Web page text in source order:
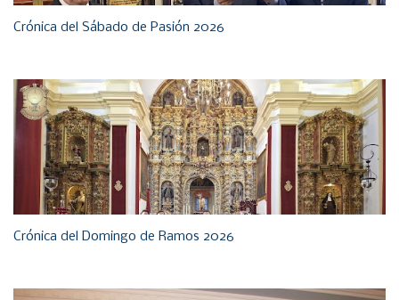
Crónica del Sábado de Pasión 2026
Crónica del Domingo de Ramos 2026